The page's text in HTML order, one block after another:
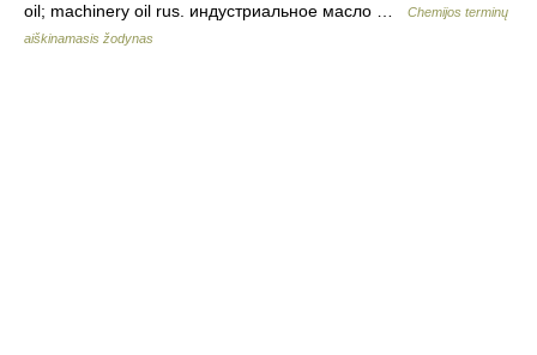
oil; machinery oil rus. индустриальное масло …
Chemijos terminų
aiškinamasis žodynas